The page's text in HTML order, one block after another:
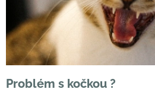
Problém s kočkou ?